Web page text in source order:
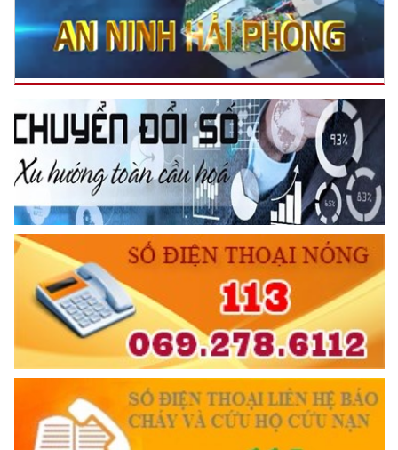
Tuổi trẻ Công an quận Hải An tự hào tiến bước dưới lá cờ
Đảng
(11/09/2023 11:15)
Tuyên truyền dạy nghề, hỗ trợ việc làm cho hạ sỹ quan, Chiến
sĩ nghĩa vụ Công an nhân dân xuất ngũ
(08/09/2023 16:00)
Công an quận Lê Chân: Tổ chức 60 buổi tuyên truyền pháp
luật, kỹ năng về PCCC
(06/09/2023 07:02)
6 ĐIỀU BÁC HỒ DẠY CAND
TƯ CÁCH
NGƯỜI CÔNG AN CÁCH MỆNH LÀ:
Đối với tự mình, phải
CẦN, KIỆM, LIÊM, CHÍNH
Đối với đồng sự, phải
THÂN ÁI GIÚP ĐỠ
Đối với chính phủ, phải
TUYỆT ĐỐI TRUNG THÀNH